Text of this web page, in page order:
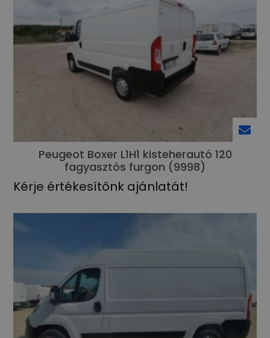
Peugeot Boxer L1H1 kisteherautó 120
fagyasztós furgon (9998)
Kérje értékesítőnk ajánlatát!